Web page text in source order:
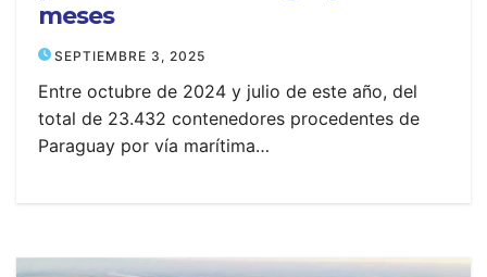
meses
SEPTIEMBRE 3, 2025
Entre octubre de 2024 y julio de este año, del
total de 23.432 contenedores procedentes de
Paraguay por vía marítima…